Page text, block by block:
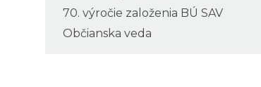
70. výročie založenia BÚ SAV
Občianska veda